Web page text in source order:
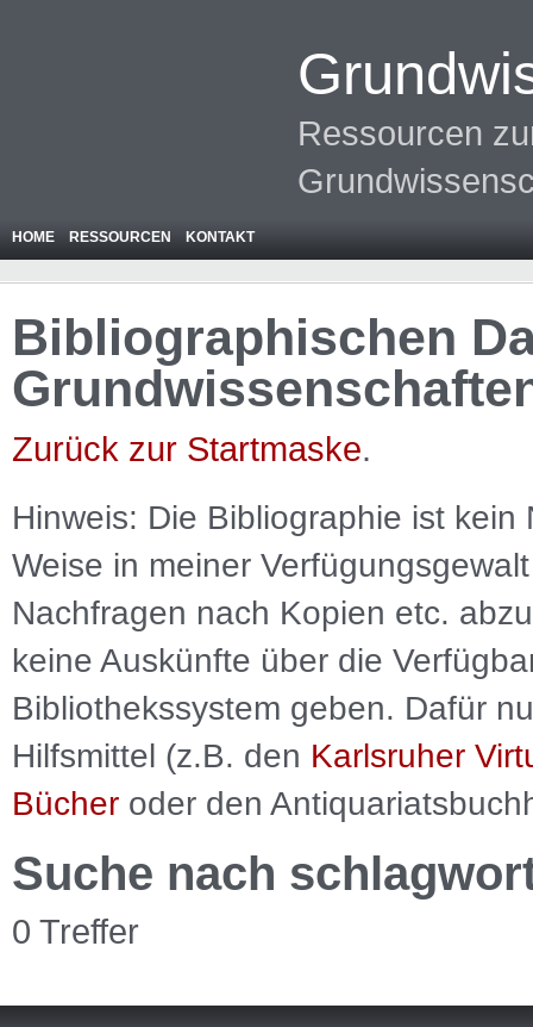
Ressourcen
HOME RESSOURCEN KONTAKT
Bibliographischen
Zurück zur Startmaske.
Hinweis: Die Bibliographie ist kein
Weise in meiner
Nachfragen nach Kopien etc.
keine Auskünfte über die
Bibliothekssystem geben. Dafür
Hilfsmittel (z.B. den Karlsruher
Bücher oder den
Suche nach
0 Treffer